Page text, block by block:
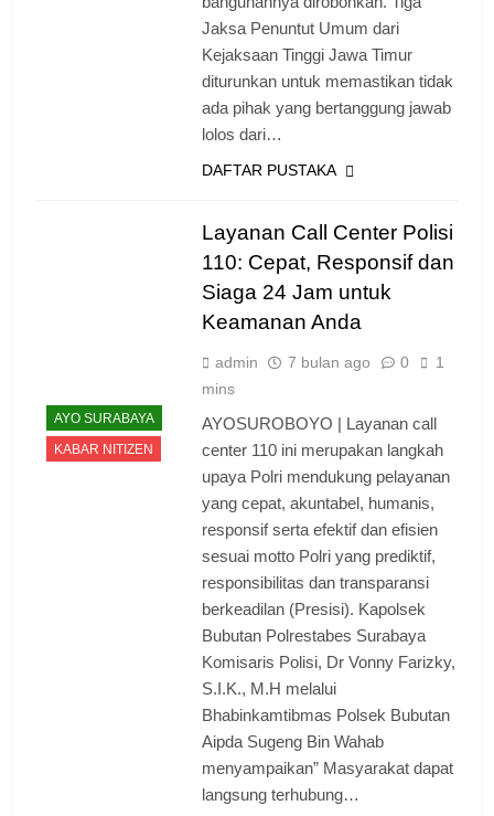
Jaksa Penuntut Umum dari
Kejaksaan Tinggi Jawa Timur
diturunkan untuk memastikan tidak
ada pihak yang bertanggung jawab
lolos dari…
DAFTAR PUSTAKA
AYO SURABAYA
KABAR NITIZEN
Layanan Call Center Polisi
110: Cepat, Responsif dan
Siaga 24 Jam untuk
Keamanan Anda
admin 7 bulan ago 0
1
mins
AYOSUROBOYO | Layanan call
center 110 ini merupakan langkah
upaya Polri mendukung pelayanan
yang cepat, akuntabel, humanis,
responsif serta efektif dan efisien
sesuai motto Polri yang prediktif,
responsibilitas dan transparansi
berkeadilan (Presisi). Kapolsek
Bubutan Polrestabes Surabaya
Komisaris Polisi, Dr Vonny Farizky,
S.I.K., M.H melalui
Bhabinkamtibmas Polsek Bubutan
Aipda Sugeng Bin Wahab
menyampaikan” Masyarakat dapat
langsung terhubung…